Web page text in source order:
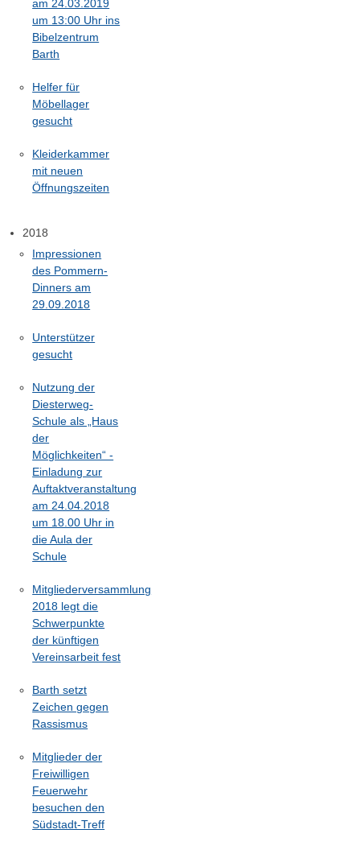
am 24.03.2019
um 13:00 Uhr ins
Bibelzentrum
Barth
Helfer für
Möbellager
gesucht
Kleiderkammer
mit neuen
Öffnungszeiten
2018
Impressionen
des Pommern-
Dinners am
29.09.2018
Unterstützer
gesucht
Nutzung der
Diesterweg-
Schule als „Haus
der
Möglichkeiten“ -
Einladung zur
Auftaktveranstaltung
am 24.04.2018
um 18.00 Uhr in
die Aula der
Schule
Mitgliederversammlung
2018 legt die
Schwerpunkte
der künftigen
Vereinsarbeit fest
Barth setzt
Zeichen gegen
Rassismus
Mitglieder der
Freiwilligen
Feuerwehr
besuchen den
Südstadt-Treff